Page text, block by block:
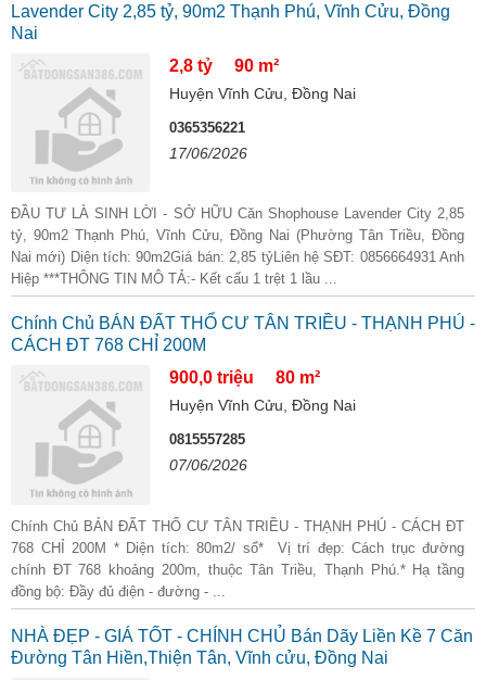
Lavender City 2,85 tỷ, 90m2 Thạnh Phú, Vĩnh Cửu, Đồng
Nai
2,8 tỷ
90 m²
Huyện Vĩnh Cửu, Đồng Nai
0365356221
17/06/2026
ĐẦU TƯ LÀ SINH LỜI - SỞ HỮU Căn Shophouse Lavender City 2,85
tỷ, 90m2 Thạnh Phú, Vĩnh Cửu, Đồng Nai (Phường Tân Triều, Đồng
Nai mới) Diện tích: 90m2Giá bán: 2,85 tỷLiên hệ SĐT: 0856664931 Anh
Hiệp ***THÔNG TIN MÔ TẢ:- Kết cấu 1 trệt 1 lầu ...
Chính Chủ BÁN ĐẤT THỔ CƯ TÂN TRIỀU - THẠNH PHÚ -
CÁCH ĐT 768 CHỈ 200M
900,0 triệu
80 m²
Huyện Vĩnh Cửu, Đồng Nai
0815557285
07/06/2026
Chính Chủ BÁN ĐẤT THỔ CƯ TÂN TRIỀU - THẠNH PHÚ - CÁCH ĐT
768 CHỈ 200M * Diện tích: 80m2/ sổ* Vị trí đẹp: Cách trục đường
chính ĐT 768 khoảng 200m, thuộc Tân Triều, Thạnh Phú.* Hạ tầng
đồng bộ: Đầy đủ điện - đường - ...
NHÀ ĐẸP - GIÁ TỐT - CHÍNH CHỦ Bán Dãy Liền Kề 7 Căn
Đường Tân Hiền,Thiện Tân, Vĩnh cửu, Đồng Nai